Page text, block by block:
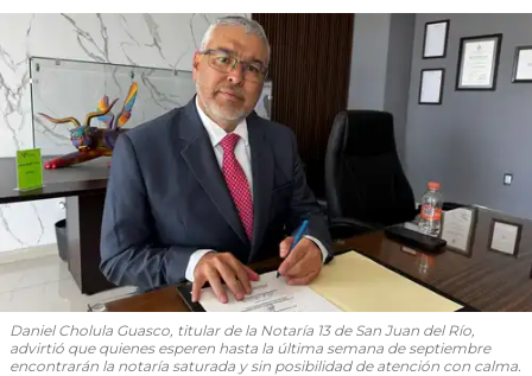
Daniel Cholula Guasco, titular de la Notaría 13 de San Juan del Río,
advirtió que quienes esperen hasta la última semana de septiembre
encontrarán la notaría saturada y sin posibilidad de atención con calma.